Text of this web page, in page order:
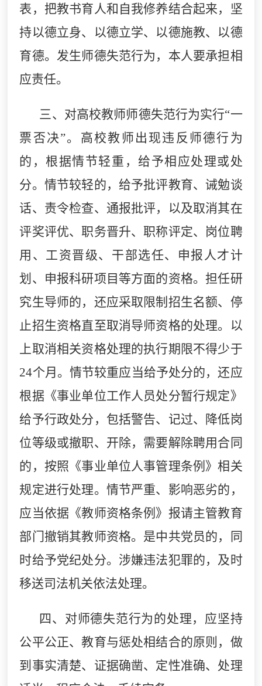
表，把教书育人和自我修养结合起来，坚
持以德立身、以德立学、以德施教、以德
育德。发生师德失范行为，本人要承担相
应责任。
三、对高校教师师德失范行为实行“一
票否决”。高校教师出现违反师德行为
的，根据情节轻重，给予相应处理或处
分。情节较轻的，给予批评教育、诫勉谈
话、责令检查、通报批评，以及取消其在
评奖评优、职务晋升、职称评定、岗位聘
用、工资晋级、干部选任、申报人才计
划、申报科研项目等方面的资格。担任研
究生导师的，还应采取限制招生名额、停
止招生资格直至取消导师资格的处理。以
上取消相关资格处理的执行期限不得少于
24个月。情节较重应当给予处分的，还应
根据《事业单位工作人员处分暂行规定》
给予行政处分，包括警告、记过、降低岗
位等级或撤职、开除，需要解除聘用合同
的，按照《事业单位人事管理条例》相关
规定进行处理。情节严重、影响恶劣的，
应当依据《教师资格条例》报请主管教育
部门撤销其教师资格。是中共党员的，同
时给予党纪处分。涉嫌违法犯罪的，及时
移送司法机关依法处理。
四、对师德失范行为的处理，应坚持
公平公正、教育与惩处相结合的原则，做
到事实清楚、证据确凿、定性准确、处理